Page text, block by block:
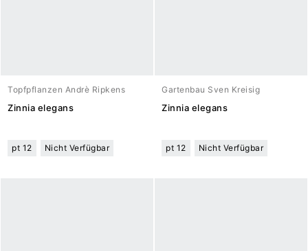
Topfpflanzen Andrè Ripkens
Zinnia elegans
pt 12 Nicht Verfügbar
Gartenbau Sven Kreisig
Zinnia elegans
pt 12 Nicht Verfügbar